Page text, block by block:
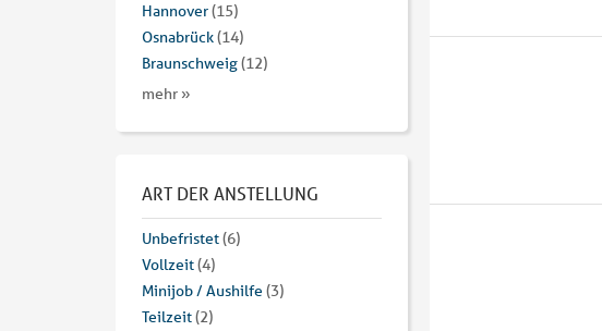
Hannover(15)
Osnabrück(14)
Braunschweig(12)
mehr »
ART DER ANSTELLUNG
Unbefristet(6)
Vollzeit(4)
Minijob / Aushilfe (3)
Teilzeit(2)